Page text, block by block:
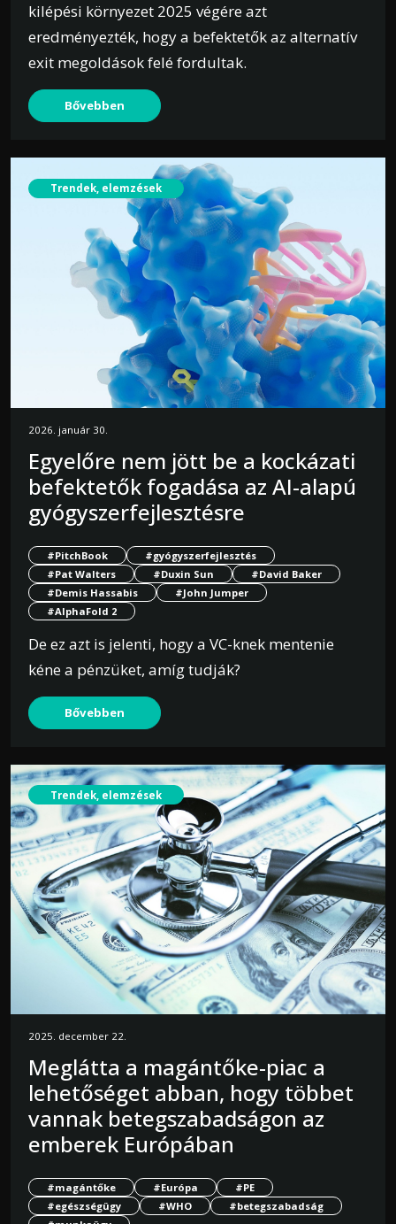
kilépési környezet 2025 végére azt
eredményezték, hogy a befektetők az alternatív
exit megoldások felé fordultak.
Bővebben
Trendek, elemzések
2026. január 30.
Egyelőre nem jött be a kockázati
befektetők fogadása az AI-alapú
gyógyszerfejlesztésre
#PitchBook
#gyógyszerfejlesztés
#Pat Walters
#Duxin Sun
#David Baker
#Demis Hassabis
#John Jumper
#AlphaFold 2
De ez azt is jelenti, hogy a VC-knek mentenie
kéne a pénzüket, amíg tudják?
Bővebben
Trendek, elemzések
2025. december 22.
Meglátta a magántőke-piac a
lehetőséget abban, hogy többet
vannak betegszabadságon az
emberek Európában
#magántőke #Európa
#PE
#egészségügy
#WHO
#betegszabadság